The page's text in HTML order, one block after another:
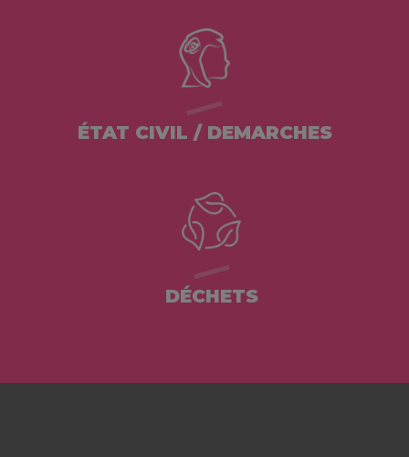
ÉTAT CIVIL / DEMARCHES
DÉCHETS